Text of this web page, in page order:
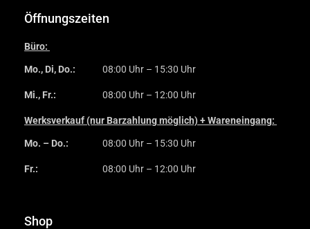
Öffnungszeiten
Büro:
Mo., Di, Do.: 08:00 Uhr – 15:30 Uhr
Mi., Fr.: 08:00 Uhr – 12:00 Uhr
Werksverkauf (nur Barzahlung möglich) + Wareneingang:
Mo. – Do.: 08:00 Uhr – 15:30 Uhr
Fr.: 08:00 Uhr – 12:00 Uhr
Shop